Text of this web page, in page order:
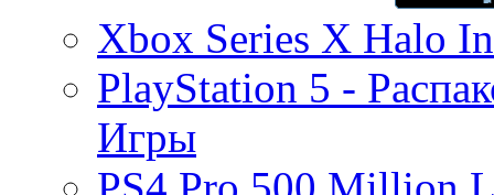
Xbox Series X Halo
PlayStation 5 -
Игры